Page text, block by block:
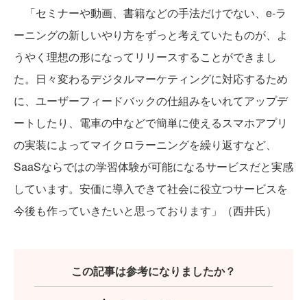
「セミナーや動画、書籍などの手法だけでない、e-ラ
ーニングの新しいやり方をずっと考えていたものが、よ
うやく理想の形になってリリースすることができまし
た。日々変わるデジタルマーケティングに対応するため
に、ユーザーフィードバックの仕組みをいれてアップデ
ートしたり、電車の中などで簡単に使えるスマホアプリ
の実装によってマイクロラーニングを繰り返すなど、
SaaSならではの学習体験が可能になるサービスだと実感
しています。安価に導入できて社会に役立つサービスを
今後も作っていきたいと思っております」（西井氏）
この記事は参考になりましたか？